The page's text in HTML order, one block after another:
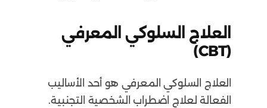
العلاج السلوكي المعرفي
(CBT)
العلاج السلوكي المعرفي هو أحد الأساليب
الفعالة لعلاج اضطراب الشخصية التجنبية.